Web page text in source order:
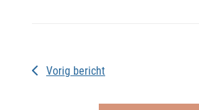
Vorig bericht